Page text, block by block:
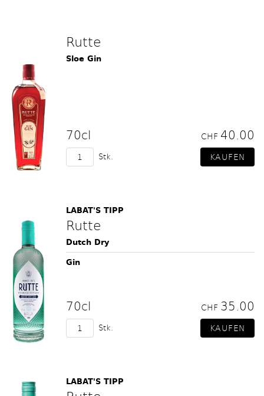
Rutte
Sloe Gin
70cl CHF 40.00
Stk.
LABAT'S TIPP
Rutte
Dutch Dry
Gin
70cl CHF 35.00
Stk.
LABAT'S TIPP